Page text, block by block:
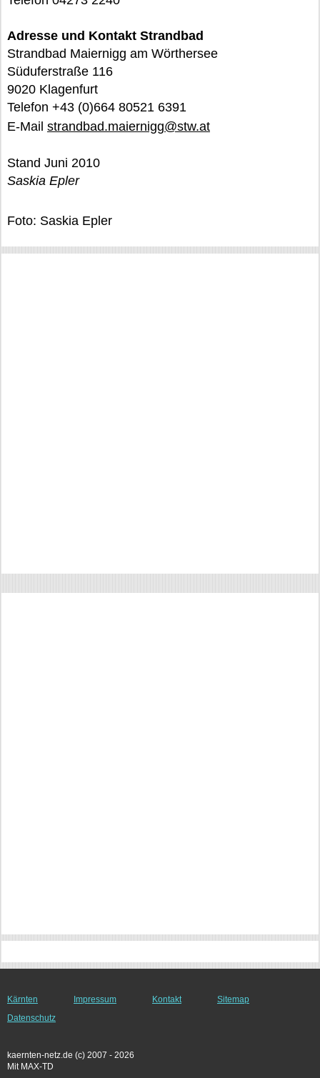
Adresse und Kontakt Strandbad
Strandbad Maiernigg am Wörthersee
Süduferstraße 116
9020 Klagenfurt
Telefon +43 (0)664 80521 6391
E-Mail strandbad.maiernigg@stw.at
Stand Juni 2010
Saskia Epler
Foto: Saskia Epler
Kärnten Impressum Kontakt
Sitemap
Datenschutz
kaernten-netz.de (c) 2007 - 2026
Mit MAX-TD